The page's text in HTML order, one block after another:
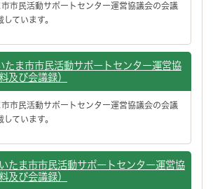
市民活動サポートセンター運営協議会の会議
ています。
たま市市民活動サポートセンター運営協
及び会議録）
市民活動サポートセンター運営協議会の会議
ています。
たま市市民活動サポートセンター運営協
及び会議録）